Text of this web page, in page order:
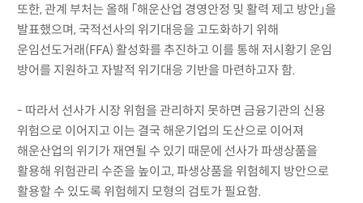
또한, 관계 부처는 올해 「해운산업 경영안정 및 활력 제고 방안」을
발표했으며, 국적선사의 위기대응을 고도화하기 위해
운임선도거래(FFA) 활성화를 추진하고 이를 통해 저시황기 운임
방어를 지원하고 자발적 위기대응 기반을 마련하고자 함.
- 따라서 선사가 시장 위험을 관리하지 못하면 금융기관의 신용
위험으로 이어지고 이는 결국 해운기업의 도산으로 이어져
해운산업의 위기가 재연될 수 있기 때문에 선사가 파생상품을
활용해 위험관리 수준을 높이고, 파생상품을 위험헤지 방안으로
활용할 수 있도록 위험헤지 모형의 검토가 필요함.